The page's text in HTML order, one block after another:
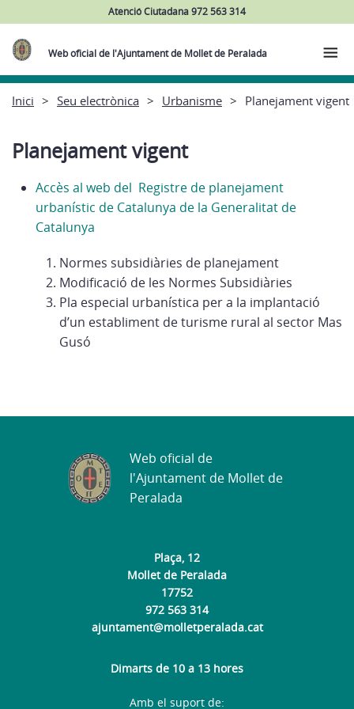
Atenció Ciutadana 972 563 314
Web oficial de l'Ajuntament de Mollet de Peralada
Inici Seu electrònica Urbanisme Planejament vigent
Planejament vigent
Accès al web del Registre de planejament
urbanístic de Catalunya de la Generalitat de
Catalunya
Normes subsidiàries de planejament
Modificació de les Normes Subsidiàries
Pla especial urbanística per a la implantació
d’un establiment de turisme rural al sector Mas
Gusó
Plaça, 12
Mollet de Peralada
17752
972 563 314
ajuntament@molletperalada.cat
Dimarts de 10 a 13 hores
Web oficial de
l'Ajuntament de Mollet de
Peralada
Amb el suport de: